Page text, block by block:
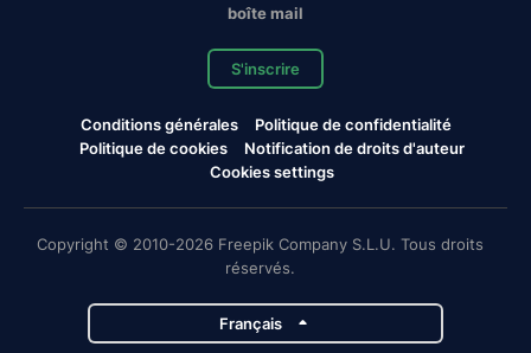
boîte mail
S'inscrire
Conditions générales
Politique de confidentialité
Politique de cookies
Notification de droits d'auteur
Cookies settings
Copyright © 2010-2026 Freepik Company S.L.U. Tous droits
réservés.
Français